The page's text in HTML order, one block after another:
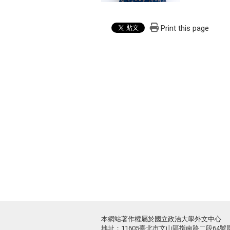
Print this page
本網站著作權屬於國立政治大學外文中心
地址：11605臺北市文山區指南路二段64號